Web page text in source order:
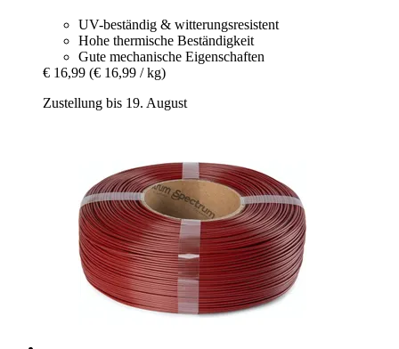
UV-beständig & witterungsresistent
Hohe thermische Beständigkeit
Gute mechanische Eigenschaften
€ 16,99 (€ 16,99 / kg)
Zustellung bis 19. August